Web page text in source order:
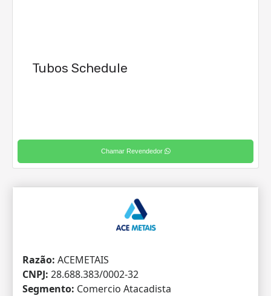
Tubos Schedule
Chamar Revendedor
Razão: ACEMETAIS
CNPJ: 28.688.383/0002-32
Segmento: Comercio Atacadista